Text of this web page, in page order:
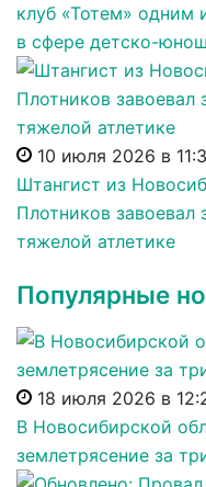
клуб «Тотем» одним
в сфере детско-
10 июля 2026 в
Штангист из
Плотников завоевал
тяжелой атлетике
Популярные
18 июля 2026 в
В Новосибирской
землетрясение за